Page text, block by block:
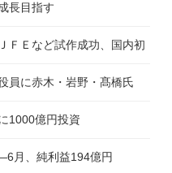
長目指す
Ｅなど試作成功、国内初
員に赤木・岩野・髙橋氏
1000億円投資
月、純利益194億円